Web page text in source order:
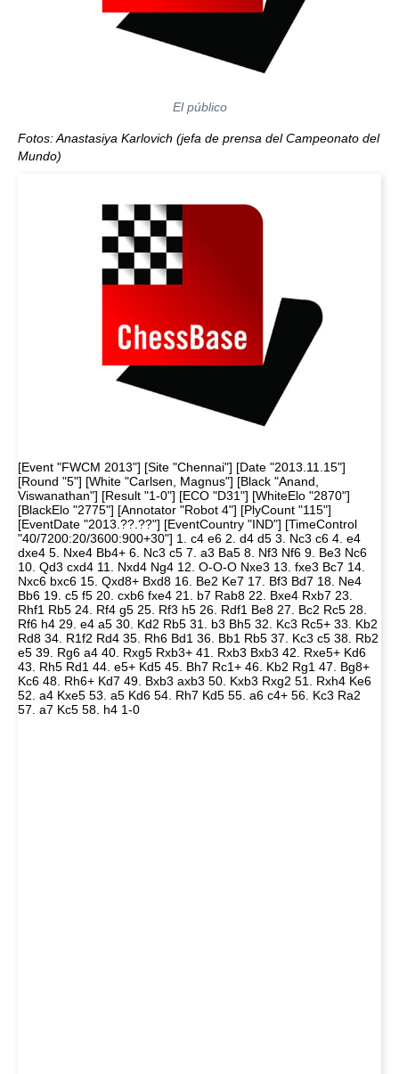
El público
Fotos: Anastasiya Karlovich (jefa de prensa del Campeonato del
Mundo)
[Event "FWCM 2013"] [Site "Chennai"] [Date "2013.11.15"]
[Round "5"] [White "Carlsen, Magnus"] [Black "Anand,
Viswanathan"] [Result "1-0"] [ECO "D31"] [WhiteElo "2870"]
[BlackElo "2775"] [Annotator "Robot 4"] [PlyCount "115"]
[EventDate "2013.??.??"] [EventCountry "IND"] [TimeControl
"40/7200:20/3600:900+30"] 1. c4 e6 2. d4 d5 3. Nc3 c6 4. e4
dxe4 5. Nxe4 Bb4+ 6. Nc3 c5 7. a3 Ba5 8. Nf3 Nf6 9. Be3 Nc6
10. Qd3 cxd4 11. Nxd4 Ng4 12. O-O-O Nxe3 13. fxe3 Bc7 14.
Nxc6 bxc6 15. Qxd8+ Bxd8 16. Be2 Ke7 17. Bf3 Bd7 18. Ne4
Bb6 19. c5 f5 20. cxb6 fxe4 21. b7 Rab8 22. Bxe4 Rxb7 23.
Rhf1 Rb5 24. Rf4 g5 25. Rf3 h5 26. Rdf1 Be8 27. Bc2 Rc5 28.
Rf6 h4 29. e4 a5 30. Kd2 Rb5 31. b3 Bh5 32. Kc3 Rc5+ 33. Kb2
Rd8 34. R1f2 Rd4 35. Rh6 Bd1 36. Bb1 Rb5 37. Kc3 c5 38. Rb2
e5 39. Rg6 a4 40. Rxg5 Rxb3+ 41. Rxb3 Bxb3 42. Rxe5+ Kd6
43. Rh5 Rd1 44. e5+ Kd5 45. Bh7 Rc1+ 46. Kb2 Rg1 47. Bg8+
Kc6 48. Rh6+ Kd7 49. Bxb3 axb3 50. Kxb3 Rxg2 51. Rxh4 Ke6
52. a4 Kxe5 53. a5 Kd6 54. Rh7 Kd5 55. a6 c4+ 56. Kc3 Ra2
57. a7 Kc5 58. h4 1-0